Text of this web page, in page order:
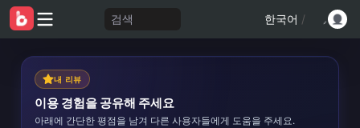
검색 한국어 /
내 리뷰
이용 경험을 공유해 주세요
아래에 간단한 평점을 남겨 다른 사용자들에게 도움을 주세요.